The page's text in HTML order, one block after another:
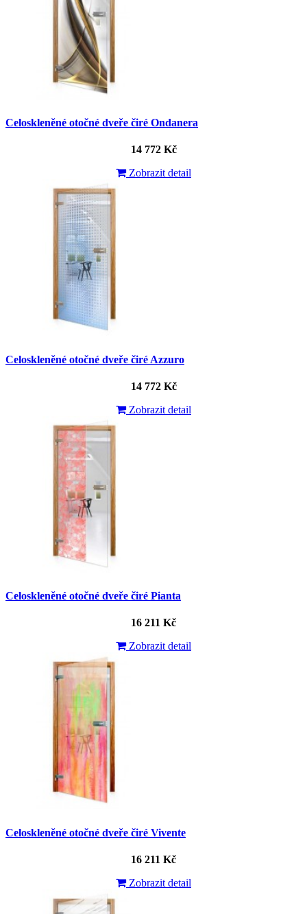
Celoskleněné otočné dveře čiré Ondanera
14 772 Kč
Zobrazit detail
Celoskleněné otočné dveře čiré Azzuro
14 772 Kč
Zobrazit detail
Celoskleněné otočné dveře čiré Pianta
16 211 Kč
Zobrazit detail
Celoskleněné otočné dveře čiré Vivente
16 211 Kč
Zobrazit detail